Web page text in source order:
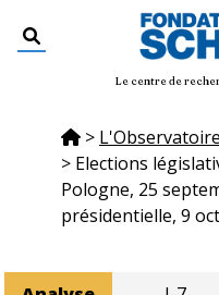
Le centre de
>
> Elections
Pologne, 25
présidentielle, 9